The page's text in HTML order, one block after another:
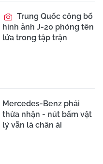
Trung Quốc công bố
hình ảnh J-20 phóng tên
lửa trong tập trận
Mercedes-Benz phải
thừa nhận - nút bấm vật
lý vẫn là chân ái